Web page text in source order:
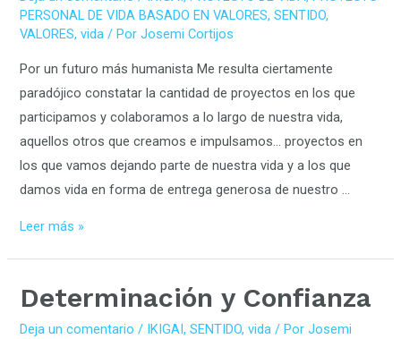
PERSONAL DE VIDA BASADO EN VALORES,SENTIDO,
VALORES,vida / PorJosemi Cortijos
Por un futuro más humanista Me resulta ciertamente
paradójico constatar la cantidad de proyectos en los que
participamos y colaboramos a lo largo de nuestra vida,
aquellos otros que creamos e impulsamos… proyectos en
los que vamos dejando parte de nuestra vida y a los que
damos vida en forma de entrega generosa de nuestro …
con
Proyecto
Leer más »
Determinación y Confianza
Deja un comentario / IKIGAI,SENTIDO,vida / PorJosemi